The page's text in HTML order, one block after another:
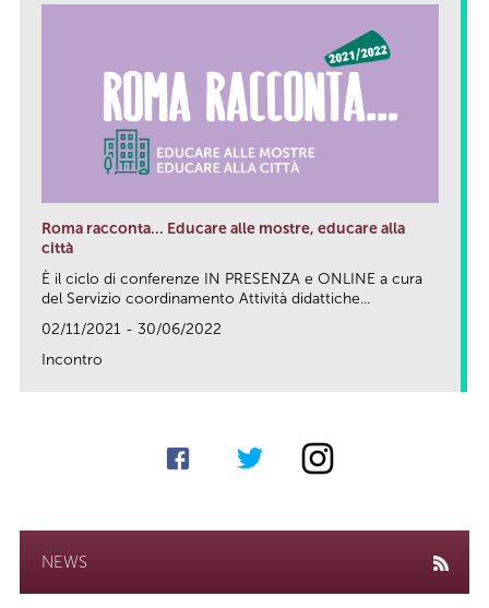
Roma racconta... Educare alle mostre, educare alla
città
È il ciclo di conferenze IN PRESENZA e ONLINE a cura
del Servizio coordinamento Attività didattiche...
02/11/2021 - 30/06/2022
Incontro
NEWS